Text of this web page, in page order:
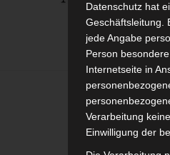
Datenschutz hat
Geschäftsleitung.
jede Angabe
Person
Internetseite in
Verarbeitung
Einwilligung der